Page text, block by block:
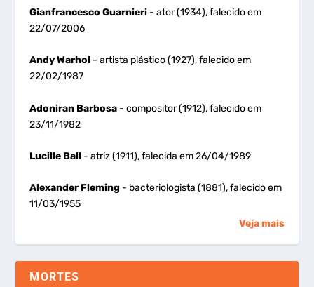
Gianfrancesco Guarnieri - ator (1934), falecido em
22/07/2006
Andy Warhol - artista plástico (1927), falecido em
22/02/1987
Adoniran Barbosa - compositor (1912), falecido em
23/11/1982
Lucille Ball - atriz (1911), falecida em 26/04/1989
Alexander Fleming - bacteriologista (1881), falecido em
11/03/1955
Veja mais
MORTES